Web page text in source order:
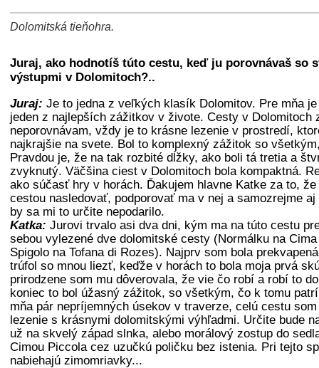
Dolomitská tieňohra.
Juraj, ako hodnotíš túto cestu, keď ju porovnávaš so
výstupmi v Dolomitoch?..
Juraj: Je to jedna z veľkých klasík Dolomitov. Pre mňa
jeden z najlepších zážitkov v živote. Cesty v Dolomitoch
neporovnávam, vždy je to krásne lezenie v prostredí,
najkrajšie na svete. Bol to komplexný zážitok so
Pravdou je, že na tak rozbité dĺžky, ako boli tá tretia a
zvyknutý. Väčšina ciest v Dolomitoch bola kompaktná.
ako súčasť hry v horách. Ďakujem hlavne Katke za to,
cestou nasledovať, podporovať ma v nej a samozrejme
by sa mi to určite nepodarilo.
Katka: Jurovi trvalo asi dva dni, kým ma na túto cestu
sebou vylezené dve dolomitské cesty (Normálku na
Spigolo na Tofana di Rozes). Najprv som bola
trúfol so mnou liezť, keďže v horách to bola moja prvá
prirodzene som mu dôverovala, že vie čo robí a robí to
koniec to bol úžasný zážitok, so všetkým, čo k tomu
mňa pár nepríjemných úsekov v traverze, celú cestu
lezenie s krásnymi dolomitskými výhľadmi. Určite bude
už na skvelý západ slnka, alebo morálový zostup do
Cimou Piccola cez uzučkú poličku bez istenia. Pri tejto
nabiehajú zimomriavky...